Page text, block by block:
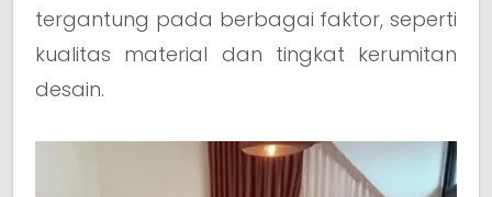
tergantung pada berbagai faktor, seperti
kualitas material dan tingkat kerumitan
desain.